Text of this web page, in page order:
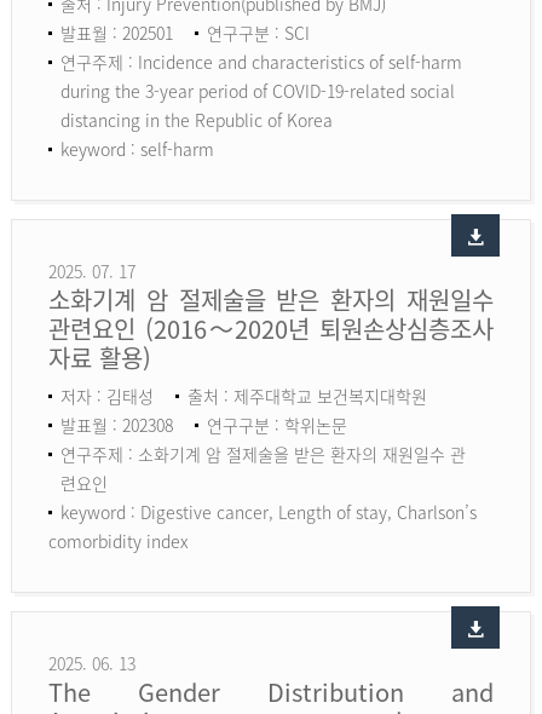
발표월 : 202501
연구구분 : SCI
연구주제 : Incidence and characteristics of self-harm
during the 3-year period of COVID-19-related social
distancing in the Republic of Korea
keyword : self-harm
2025. 07. 17
소화기계 암 절제술을 받은 환자의 재원일수
관련요인 (2016～2020년 퇴원손상심층조사
자료 활용)
저자 : 김태성
출처 : 제주대학교 보건복지대학원
발표월 : 202308
연구구분 : 학위논문
연구주제 : 소화기계 암 절제술을 받은 환자의 재원일수 관
련요인
keyword : Digestive cancer, Length of stay, Charlson’s
comorbidity index
2025. 06. 13
The Gender Distribution and